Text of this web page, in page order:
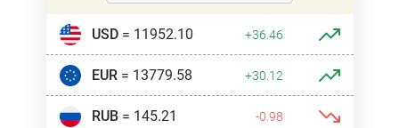
USD= 11952.10 +36.46
EUR= 13779.58 +30.12
RUB= 145.21 -0.98